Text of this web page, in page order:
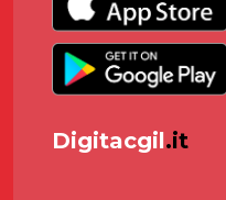
Digitacgil.it